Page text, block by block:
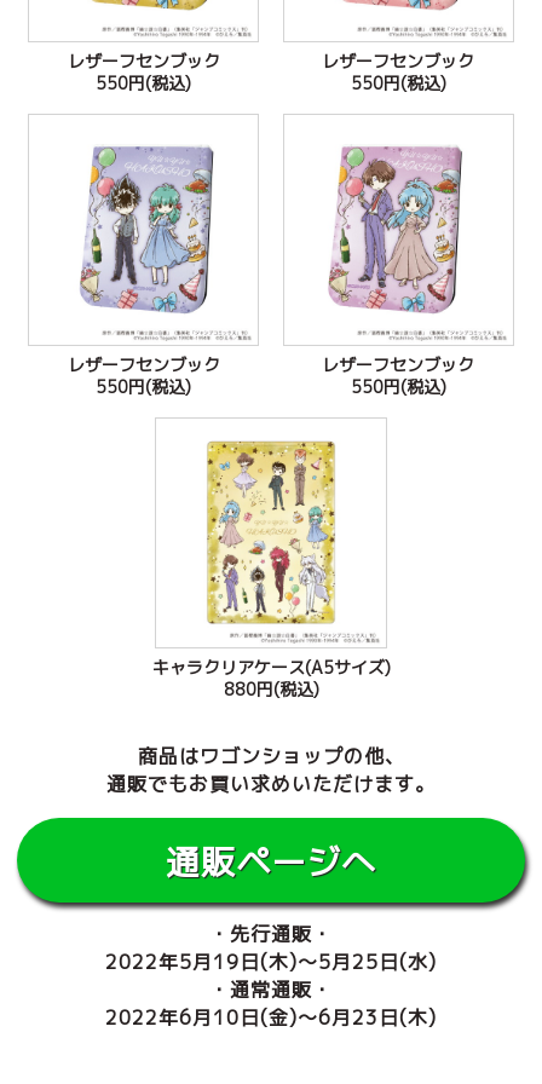
レザーフセンブック
550円(税込)
レザーフセンブック
550円(税込)
レザーフセンブック
550円(税込)
レザーフセンブック
550円(税込)
キャラクリアケース(A5サイズ)
880円(税込)
商品はワゴンショップの他、
通販でもお買い求めいただけます。
通販ページへ
・先行通販・
2022年5月19日(木)～5月25日(水)
・通常通販・
2022年6月10日(金)～6月23日(木)